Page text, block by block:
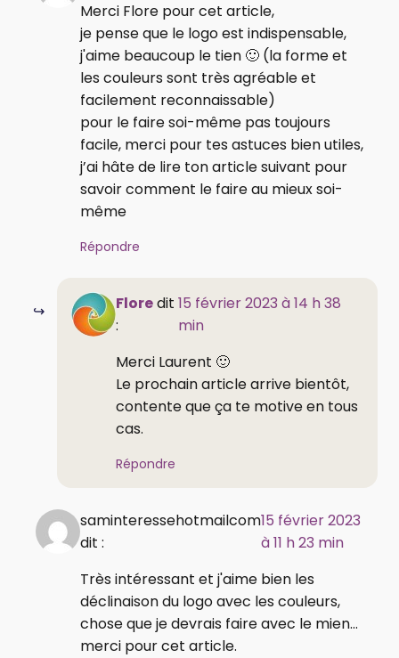
Merci Flore pour cet article,
je pense que le logo est indispensable,
j'aime beaucoup le tien 🙂 (la forme et
les couleurs sont très agréable et
facilement reconnaissable)
pour le faire soi-même pas toujours
facile, merci pour tes astuces bien utiles,
j’ai hâte de lire ton article suivant pour
savoir comment le faire au mieux soi-
même
Répondre
Floredit
:
15 février 2023 à 14 h 38
min
Merci Laurent 🙂
Le prochain article arrive bientôt,
contente que ça te motive en tous
cas.
Répondre
saminteressehotmailcom
dit :
15 février 2023
à 11 h 23 min
Très intéressant et j'aime bien les
déclinaison du logo avec les couleurs,
chose que je devrais faire avec le mien...
merci pour cet article.